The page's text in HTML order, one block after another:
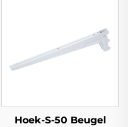
Hoek-S-50 Beugel